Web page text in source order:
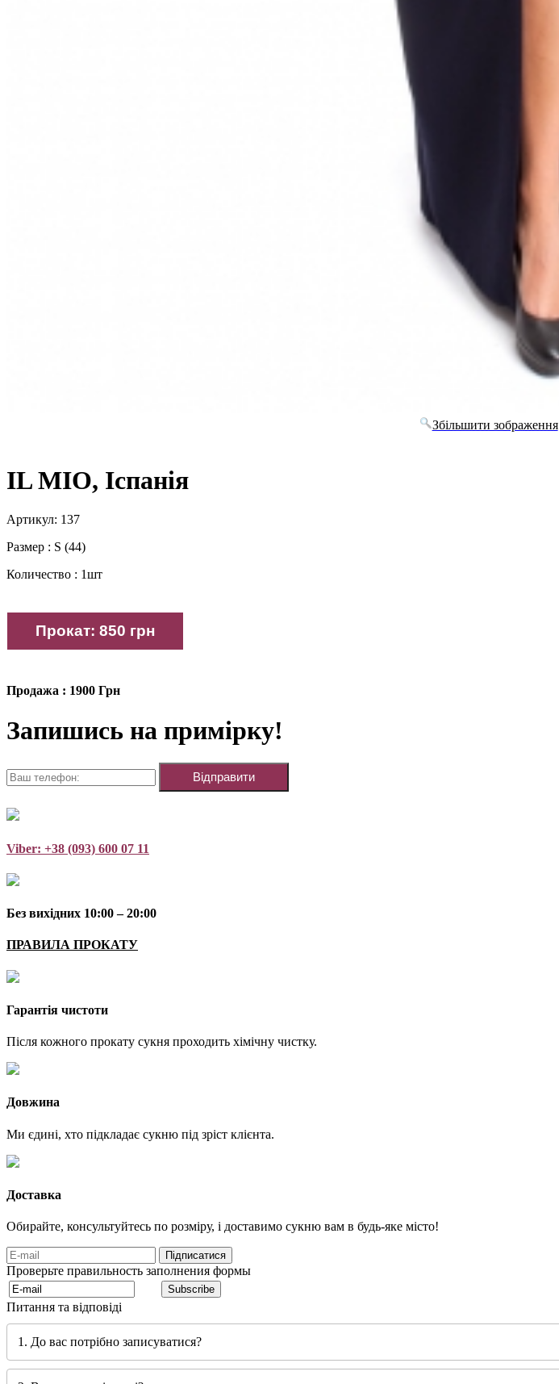
Збільшити зображення
IL MIO, Іспанія
Артикул: 137
Размер : S (44)
Количество : 1шт
Продажа : 1900 Грн
Запишись на примірку!
Viber: +38 (093) 600 07 11
Без вихідних 10:00 – 20:00
ПРАВИЛА ПРОКАТУ
Гарантія чистоти
Після кожного прокату сукня проходить хімічну чистку.
Довжина
Ми єдині, хто підкладає сукню під зріст клієнта.
Доставка
Обирайте, консультуйтесь по розміру, і доставимо сукню вам в будь-яке місто!
Проверьте правильность заполнения формы
Питання та відповіді
1. До вас потрібно записуватися?